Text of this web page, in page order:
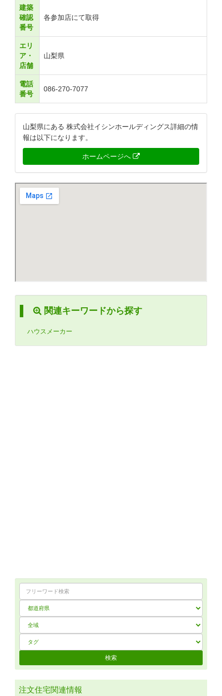
建築
確認
番号
各参加店にて取得
エリ
ア・
店舗
山梨県
電話
番号
086-270-7077
山梨県にある 株式会社イシンホールディングス詳細の情
報は以下になります。
ホームページへ
関連キーワードから探す
ハウスメーカー
注文住宅関連情報